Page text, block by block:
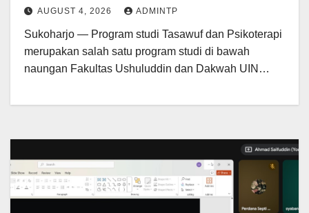
AUGUST 4, 2026 ADMINTP
Sukoharjo — Program studi Tasawuf dan Psikoterapi
merupakan salah satu program studi di bawah
naungan Fakultas Ushuluddin dan Dakwah UIN…